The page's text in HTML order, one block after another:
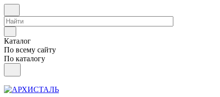
Каталог
По всему сайту
По каталогу